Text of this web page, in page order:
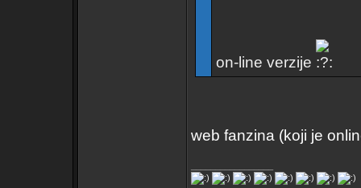
on-line verzije
web fanzina (koji je